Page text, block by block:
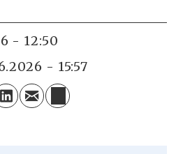
- 12:50
- 15:57